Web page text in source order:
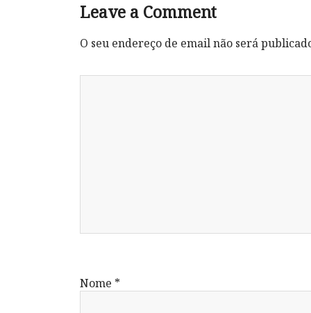
Leave a Comment
O seu endereço de email não será
Nome *